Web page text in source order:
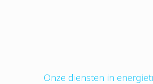
Onze diensten in